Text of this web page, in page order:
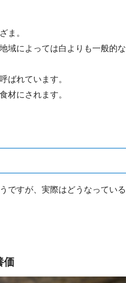
ま。
域によっては白よりも一般的な
ばれています。
材にされます。
ですが、実際はどうなっている
価